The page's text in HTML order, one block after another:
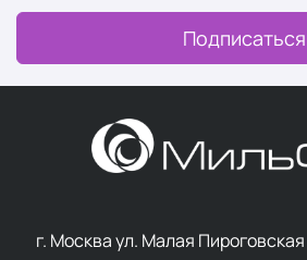
Подписаться
г. Москва ул. Малая Пироговская